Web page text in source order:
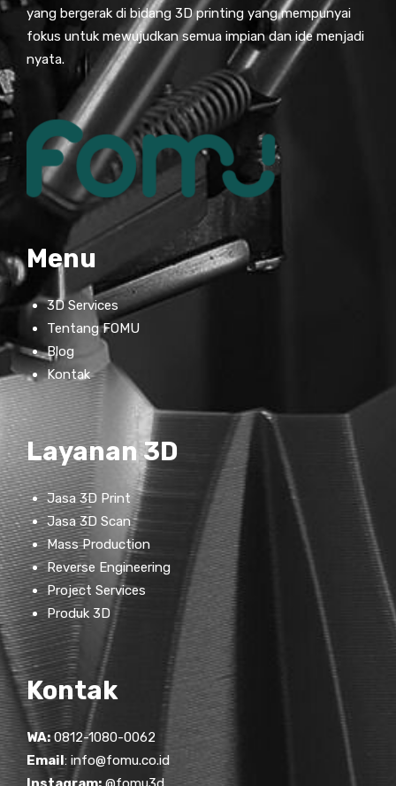
yang bergerak di bidang 3D printing yang mempunyai
fokus untuk mewujudkan semua impian dan ide menjadi
nyata.
Menu
3D Services
Tentang FOMU
Blog
Kontak
Layanan 3D
Jasa 3D Print
Jasa 3D Scan
Mass Production
Reverse Engineering
Project Services
Produk 3D
Kontak
WA: 0812-1080-0062
Email : info@fomu.co.id